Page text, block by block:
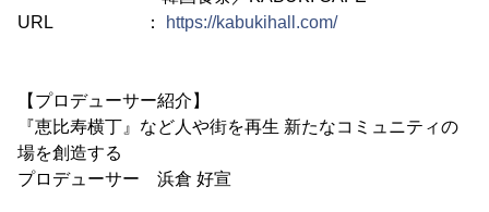
URL ：
https://kabukihall.com/
【プロデューサー紹介】
『恵比寿横丁』など人や街を再生 新たなコミュニティの
場を創造する
プロデューサー 浜倉 好宣